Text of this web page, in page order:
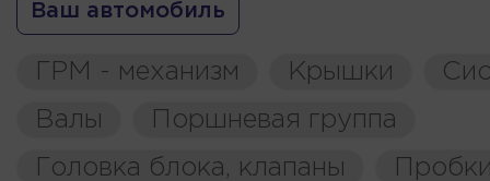
Ваш автомобиль
ГРМ - механизм Крышки
Валы
Поршневая группа
Головка блока, клапаны